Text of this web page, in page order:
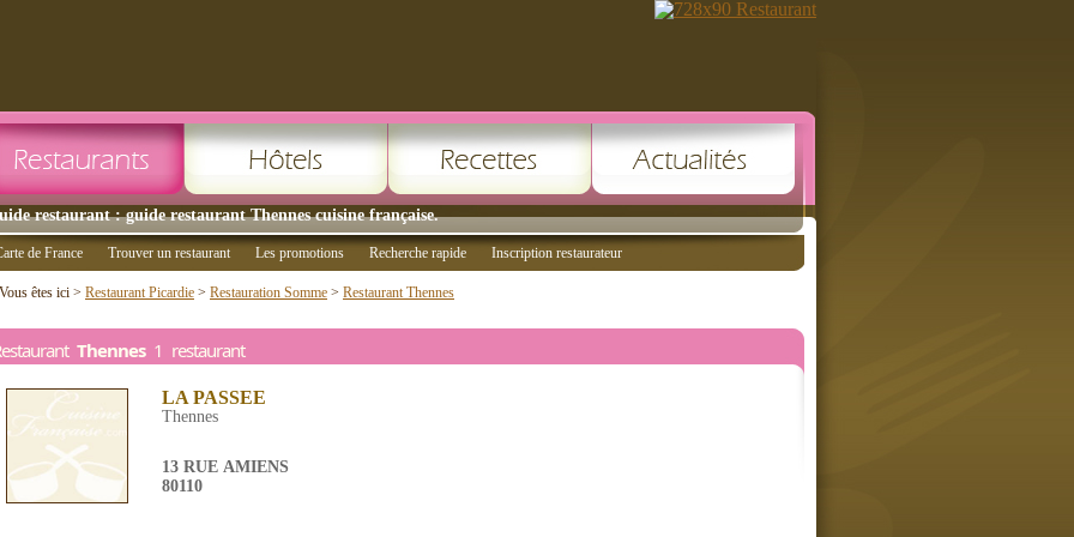
restaurant : guide restaurant Thennes cuisine française.
de France Trouver un restaurant Les promotions Recherche rapide Inscription restaurateur
Vous êtes ici > Restaurant Picardie > Restauration Somme > Restaurant Thennes
Thennes1 restaurant
LA PASSEE
Thennes
13 RUE AMIENS
80110